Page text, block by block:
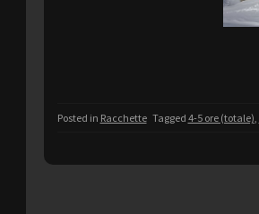
Posted in Racchette Tagged 4-5 ore (totale),